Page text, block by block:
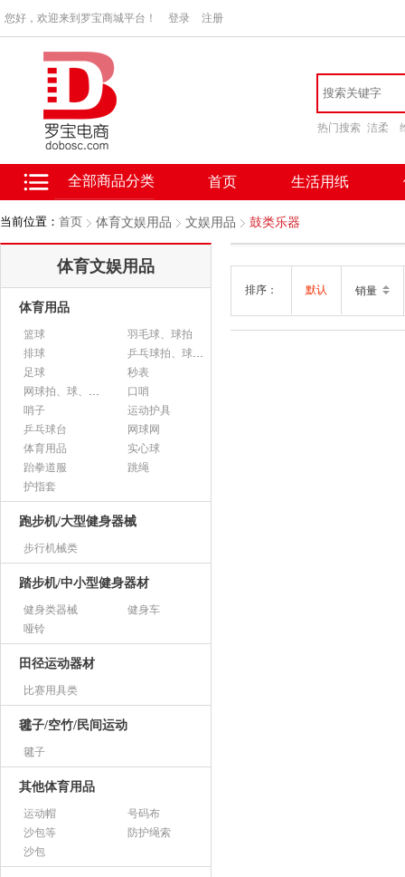
您好，欢迎来到罗宝商城平台！ 登录 注册
热门搜索 洁柔
全部商品分类 首页 生活用纸
当前位置： 首页 体育文娱用品 文娱用品 鼓类乐器
体育文娱用品
体育用品
篮球
羽毛球、球拍
排球
乒乓球拍、球、配件
足球
秒表
网球拍、球、配件
口哨
哨子
运动护具
乒乓球台
网球网
体育用品
实心球
跆拳道服
跳绳
护指套
跑步机/大型健身器械
步行机械类
踏步机/中小型健身器材
健身类器械
健身车
哑铃
田径运动器材
比赛用具类
毽子/空竹/民间运动
毽子
其他体育用品
运动帽
号码布
沙包等
防护绳索
沙包
排序： 默认 销量